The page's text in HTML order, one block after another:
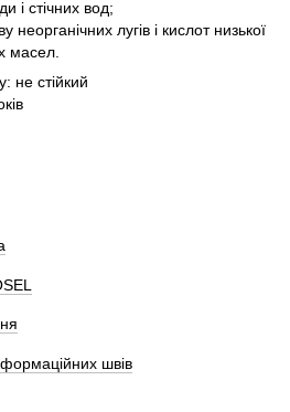
і стічних вод;
неорганічних лугів і кислот низької
масел.
не стійкий
швів